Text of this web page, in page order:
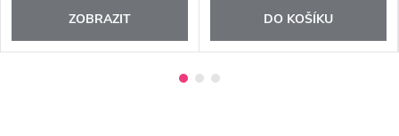
ZOBRAZIT DO KOŠÍKU